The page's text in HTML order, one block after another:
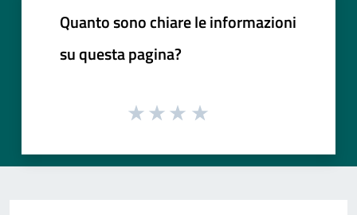
Quanto sono chiare le informazioni
su questa pagina?